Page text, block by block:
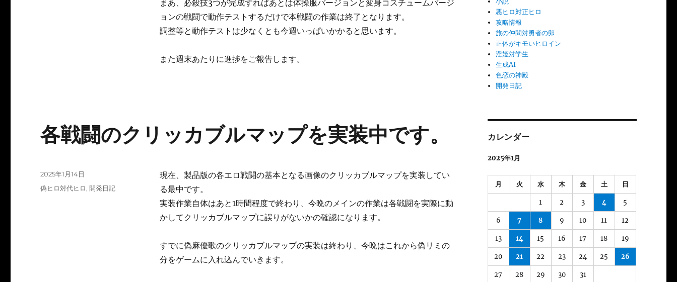
まあ、必殺技3つが完成すればあとは体操服バージョンと変身コスチュームバージ
ョンの戦闘で動作テストするだけで本戦闘の作業は終了となります。
調整等と動作テストは少なくとも今週いっぱいかかると思います。
また週末あたりに進捗をご報告します。
各戦闘のクリッカブルマップを実装中です。
現在、製品版の各エロ戦闘の基本となる画像のクリッカブルマップを実装してい
る最中です。
実装作業自体はあと1時間程度で終わり、今晩のメインの作業は各戦闘を実際に動
かしてクリッカブルマップに誤りがないかの確認になります。
すでに偽麻優歌のクリッカブルマップの実装は終わり、今晩はこれから偽リミの
分をゲームに入れ込んでいきます。
投
稿
2025年1月14日
カ
偽ヒロ対代ヒロ, 開発日記
悪ヒロ対正ヒロ
攻略情報
旅の仲間対勇者の卵
正体がキモいヒロイン
淫姫対学生
生成AI
色恋の神殿
開発日記
カレンダー
2025年1月
月 火 水 木 金 土 日
1 2 3 4 5
6 7 8 9 10 11 12
13 14 15 16 17 18 19
20 21 22 23 24 25 26
27 28 29 30 31